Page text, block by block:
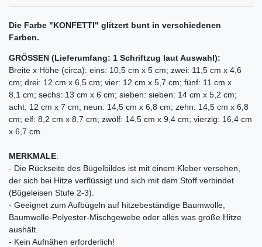
Die Farbe "KONFETTI" glitzert bunt in verschiedenen
Farben.
GRÖSSEN (Lieferumfang: 1 Schriftzug laut Auswahl):
Breite x Höhe (circa): eins: 10,5 cm x 5 cm; zwei: 11,5 cm x 4,6
cm; drei: 12 cm x 6,5 cm; vier: 12 cm x 5,7 cm; fünf: 11 cm x
8,1 cm; sechs: 13 cm x 6 cm; sieben: sieben: 14 cm x 5,2 cm;
acht: 12 cm x 7 cm; neun: 14,5 cm x 6,8 cm; zehn: 14,5 cm x 6,8
cm; elf: 8,2 cm x 8,7 cm; zwölf: 14,5 cm x 9,4 cm; vierzig: 16,4 cm
x 6,7 cm.
MERKMALE:
- Die Rückseite des Bügelbildes ist mit einem Kleber versehen,
der sich bei Hitze verflüssigt und sich mit dem Stoff verbindet
(Bügeleisen Stufe 2-3).
- Geeignet zum Aufbügeln auf hitzebeständige Baumwolle,
Baumwolle-Polyester-Mischgewebe oder alles was große Hitze
aushält.
- Kein Aufnähen erforderlich!